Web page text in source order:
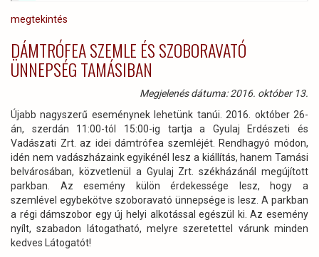
megtekintés
DÁMTRÓFEA SZEMLE ÉS SZOBORAVATÓ
ÜNNEPSÉG TAMÁSIBAN
Megjelenés dátuma: 2016. október 13.
Újabb nagyszerű eseménynek lehetünk tanúi. 2016. október 26-
án, szerdán 11:00-tól 15:00-ig tartja a Gyulaj Erdészeti és
Vadászati Zrt. az idei dámtrófea szemléjét. Rendhagyó módon,
idén nem vadászházaink egyikénél lesz a kiállítás, hanem Tamási
belvárosában, közvetlenül a Gyulaj Zrt. székházánál megújított
parkban. Az esemény külön érdekessége lesz, hogy a
szemlével egybekötve szoboravató ünnepsége is lesz. A parkban
a régi dámszobor egy új helyi alkotással egészül ki. Az esemény
nyílt, szabadon látogatható, melyre szeretettel várunk minden
kedves Látogatót!